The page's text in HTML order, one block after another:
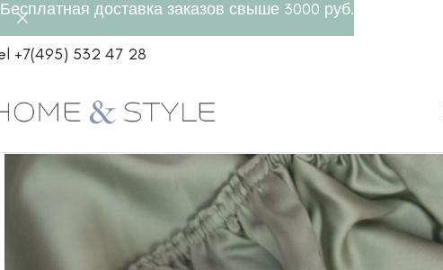
+7(495) 532 47 28
Бесплатная доставка заказов свыше 3000 руб.